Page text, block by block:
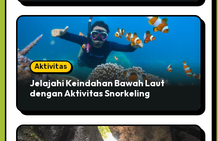
Aktivitas
Jelajahi Keindahan Bawah Laut
dengan Aktivitas Snorkeling